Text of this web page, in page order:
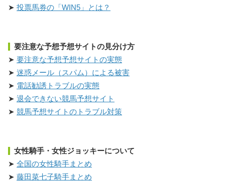
投票馬券の「WIN5」とは？
要注意な予想予想サイトの見分け方
要注意な予想予想サイトの実態
迷惑メール（スパム）による被害
電話勧誘トラブルの実態
退会できない競馬予想サイト
競馬予想サイトのトラブル対策
女性騎手・女性ジョッキーについて
全国の女性騎手まとめ
藤田菜七子騎手まとめ